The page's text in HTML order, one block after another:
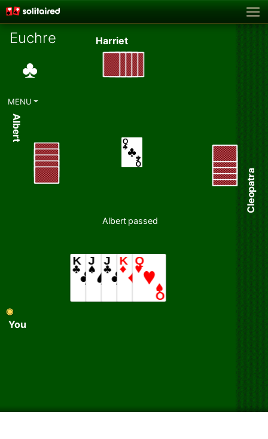
Euchre
♣
MENU
Albert passed
◉
You
Albert
Harriet
Cleopatra